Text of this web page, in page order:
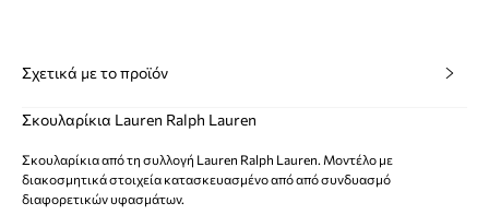
Σχετικά με το προϊόν
Σκουλαρίκια Lauren Ralph Lauren
Σκουλαρίκια από τη συλλογή Lauren Ralph Lauren. Μοντέλο με
διακοσμητικά στοιχεία κατασκευασμένο από από συνδυασμό
διαφορετικών υφασμάτων.